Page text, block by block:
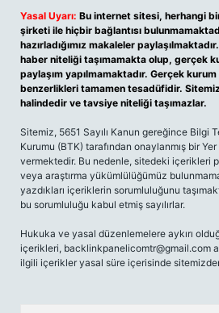
Yasal Uyarı: Bu internet sitesi, herhangi
şirketi ile hiçbir bağlantısı
hazırladığımız makaleler
haber niteliği taşımamakta olup, gerçek
paylaşım yapılmamaktadır. Gerçek
benzerlikleri tamamen tesadüfidir.
halindedir ve tavsiye niteliği taşımazlar.
Sitemiz, 5651 Sayılı Kanun gereğince Bilgi
Kurumu (BTK) tarafından onaylanmış bir
vermektedir. Bu nedenle, sitedeki içerikleri
veya araştırma yükümlülüğümüz
yazdıkları içeriklerin sorumluluğunu
bu sorumluluğu kabul etmiş sayılırlar.
Hukuka ve yasal düzenlemelere aykırı
içerikleri, backlinkpanelicomtr@gmail.com
ilgili içerikler yasal süre içerisinde